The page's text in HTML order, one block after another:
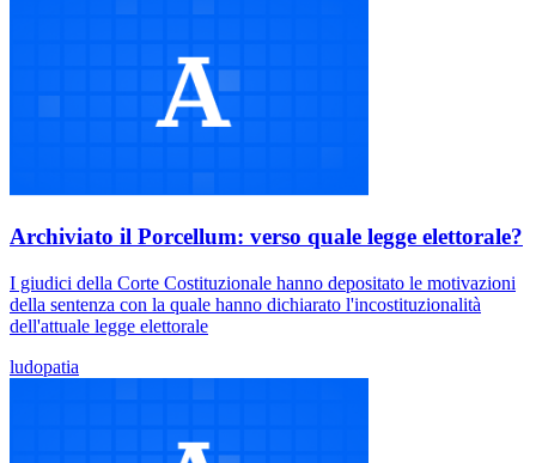
Archiviato il Porcellum: verso quale legge elettorale?
I giudici della Corte Costituzionale hanno depositato le motivazioni
della sentenza con la quale hanno dichiarato l'incostituzionalità
dell'attuale legge elettorale
ludopatia